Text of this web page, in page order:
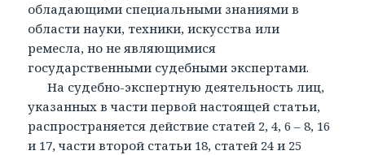
обладающими специальными знаниями в
области науки, техники, искусства или
ремесла, но не являющимися
государственными судебными экспертами.
На судебно-экспертную деятельность лиц,
указанных в части первой настоящей статьи,
распространяется действие статей 2, 4, 6 – 8, 16
и 17, части второй статьи 18, статей 24 и 25